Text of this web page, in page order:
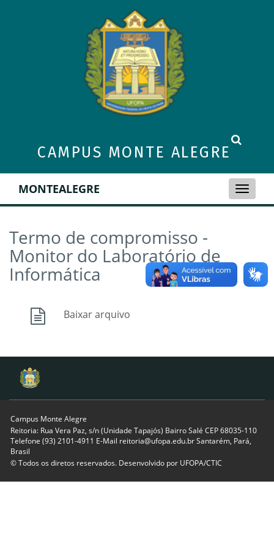
CAMPUS MONTE ALEGRE
Toggle
MONTEALEGRE
Termo de compromisso -
Monitor do Laboratório de
Informática
Baixar arquivo
Campus Monte Alegre
Reitoria: Rua Vera Paz, s/n (Unidade Tapajós) Bairro Salé CEP 68035-110
Telefone (93) 2101-4911 E-Mail reitoria@ufopa.edu.br Santarém, Pará,
Brasil
© Todos os diretos reservados. Desenvolvido por UFOPA/CTIC